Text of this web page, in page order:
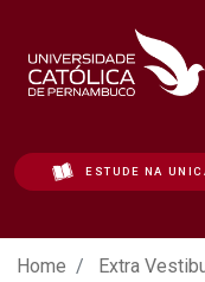
ESTUDE NA
Extra
Home Extra